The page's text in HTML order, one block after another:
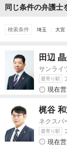
同じ条件の弁護士
検索条件 埼玉 大宮
田辺
サンライ
最寄り駅
現在
梶谷
ネクスパ
最寄り駅
現在